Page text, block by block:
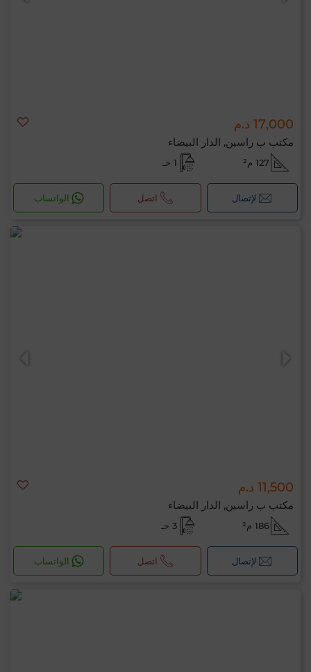
17,000 د.م
مكتب ب راسين, الدار البيضاء
127 م² 1 حـ
لإتصال اتصل الواتساب
11,500 د.م
مكتب ب راسين, الدار البيضاء
186 م² 3 حـ
لإتصال اتصل الواتساب